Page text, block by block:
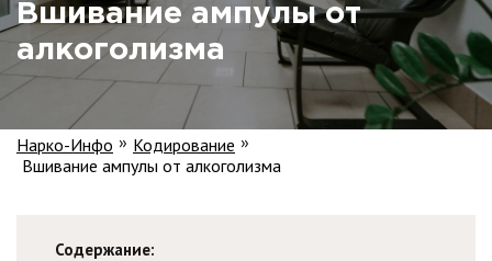
Вшивание ампулы от
алкоголизма
Нарко-Инфо » Кодирование »
Вшивание ампулы от алкоголизма
Содержание: